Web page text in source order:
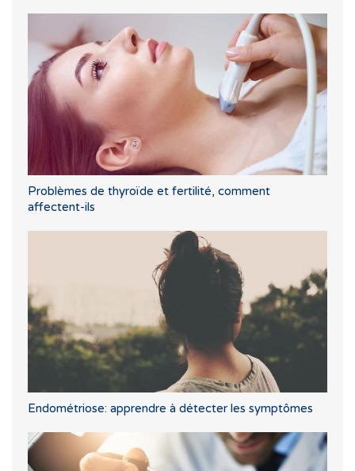
Problèmes de thyroïde et fertilité, comment
affectent-ils
Endométriose: apprendre à détecter les symptômes